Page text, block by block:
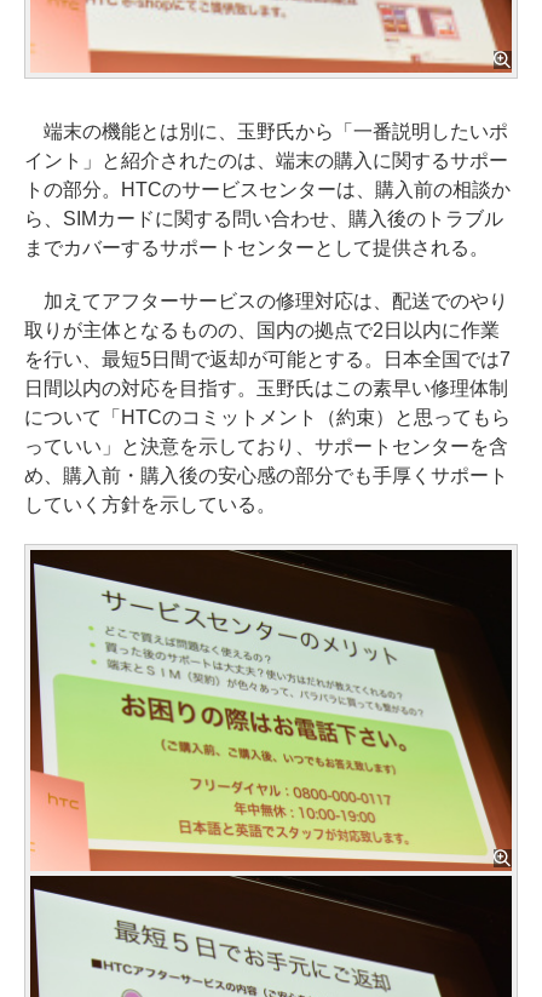
端末の機能とは別に、玉野氏から「一番説明したいポ
イント」と紹介されたのは、端末の購入に関するサポー
トの部分。HTCのサービスセンターは、購入前の相談か
ら、SIMカードに関する問い合わせ、購入後のトラブル
までカバーするサポートセンターとして提供される。
加えてアフターサービスの修理対応は、配送でのやり
取りが主体となるものの、国内の拠点で2日以内に作業
を行い、最短5日間で返却が可能とする。日本全国では7
日間以内の対応を目指す。玉野氏はこの素早い修理体制
について「HTCのコミットメント（約束）と思ってもら
っていい」と決意を示しており、サポートセンターを含
め、購入前・購入後の安心感の部分でも手厚くサポート
していく方針を示している。